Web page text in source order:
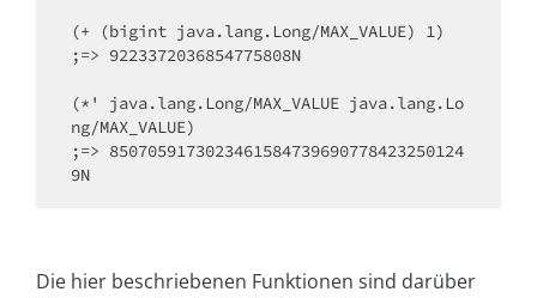
(+ (bigint java.lang.Long/MAX_VALUE) 1)
;=> 9223372036854775808N
(*' java.lang.Long/MAX_VALUE java.lang.Lo
ng/MAX_VALUE)
;=> 8507059173023461584739690778423250124
9N
Die hier beschriebenen Funktionen sind darüber